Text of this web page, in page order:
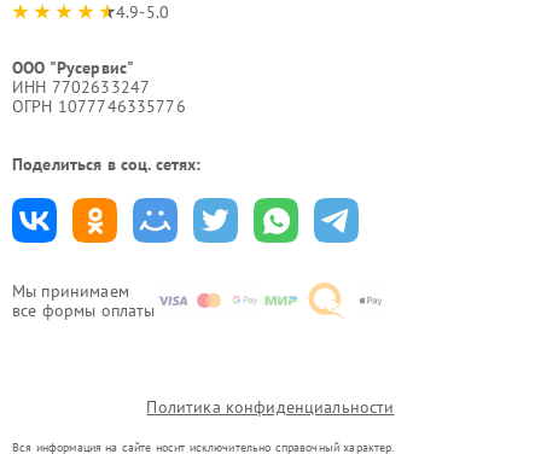
Мы принимаем
все формы оплаты
4.9-5.0
ООО "Русервис"
ИНН 7702633247
ОГРН 1077746335776
Поделиться в соц. сетях:
Политика конфиденциальности
Вся информация на сайте носит исключительно справочный характер.